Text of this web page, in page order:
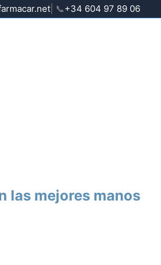
| 📞+34 604 97 89 06
las mejores manos